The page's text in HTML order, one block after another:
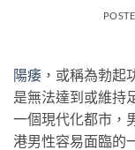
陽痿 ，或稱為勃起
是無法達到或維持
一個現代化都市，
港男性容易面臨的